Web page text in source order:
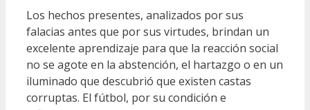
Los hechos presentes, analizados por sus
falacias antes que por sus virtudes, brindan un
excelente aprendizaje para que la reacción social
no se agote en la abstención, el hartazgo o en un
iluminado que descubrió que existen castas
corruptas. El fútbol, por su condición e